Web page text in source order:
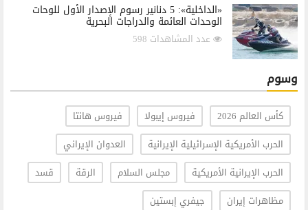
«الداخلية»: 5 دنانير رسوم الإصدار الأول للوحات
الوحدات العائمة والدراجات البحرية
عدد المشاهدات 598
وسوم
كأس العالم 2026 فيروس إيبولا
فيروس هانتا
الحرب الأمريكية الإسرائيلية الإيرانية
العدوان الإيراني
الحرب الإيرانية الأمريكية
مجلس السلام الرقة
قسد
مظاهرات إيران
جيفري إبستين